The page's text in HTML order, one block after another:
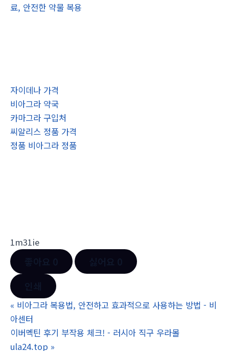
료, 안전한 약물 복용
자이데나 가격
비아그라 약국
카마그라 구입처
씨알리스 정품 가격
정품 비아그라 정품
1m31ie
« 비아그라 복용법, 안전하고 효과적으로 사용하는 방법 - 비
아센터
이버멕틴 후기 부작용 체크! - 러시아 직구 우라몰
ula24.top »